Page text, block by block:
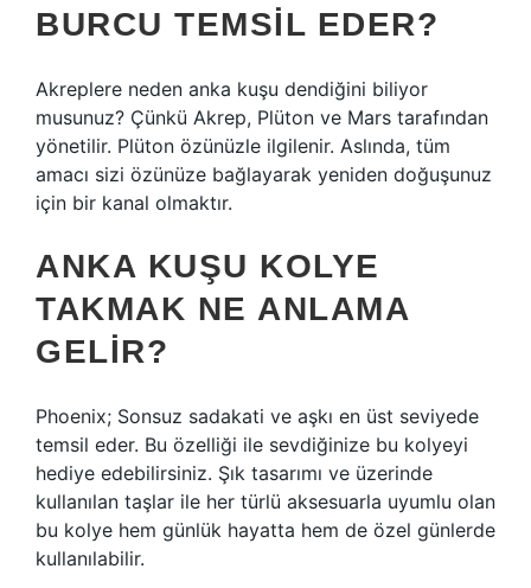
BURCU TEMSIL EDER?
Akreplere neden anka kuşu dendiğini biliyor
musunuz? Çünkü Akrep, Plüton ve Mars tarafından
yönetilir. Plüton özünüzle ilgilenir. Aslında, tüm
amacı sizi özünüze bağlayarak yeniden doğuşunuz
için bir kanal olmaktır.
ANKA KUŞU KOLYE
TAKMAK NE ANLAMA
GELIR?
Phoenix; Sonsuz sadakati ve aşkı en üst seviyede
temsil eder. Bu özelliği ile sevdiğinize bu kolyeyi
hediye edebilirsiniz. Şık tasarımı ve üzerinde
kullanılan taşlar ile her türlü aksesuarla uyumlu olan
bu kolye hem günlük hayatta hem de özel günlerde
kullanılabilir.